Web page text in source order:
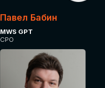
Павел Бабин
MWS GPT
CPO